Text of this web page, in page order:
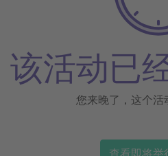
该活动已
您来晚了，这个活
查看即将举